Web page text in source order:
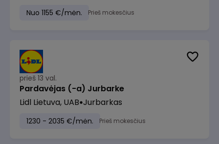
Nuo 1155 €/mėn. Prieš mokesčius
prieš 13 val.
Pardavėjas (-a) Jurbarke
Lidl Lietuva, UAB Jurbarkas
1230 - 2035 €/mėn. Prieš mokesčius